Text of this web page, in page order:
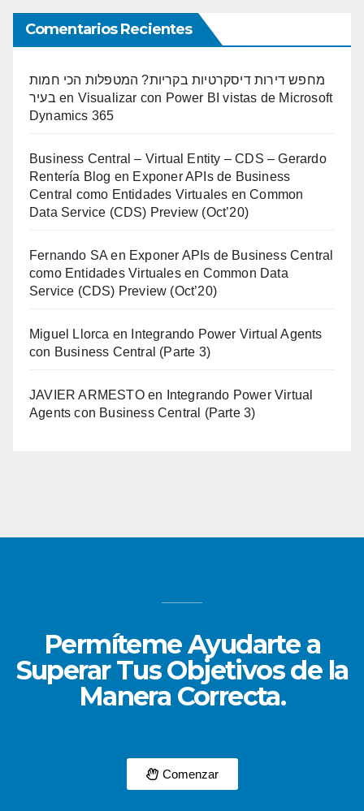
Comentarios Recientes
מחפש דירות דיסקרטיות בקריות? המטפלות הכי חמות
בעיר en Visualizar con Power BI vistas de Microsoft
Dynamics 365
Business Central – Virtual Entity – CDS – Gerardo
Rentería Blog en Exponer APIs de Business
Central como Entidades Virtuales en Common
Data Service (CDS) Preview (Oct’20)
Fernando SA en Exponer APIs de Business Central
como Entidades Virtuales en Common Data
Service (CDS) Preview (Oct’20)
Miguel Llorca en
Integrando Power Virtual Agents
con Business Central (Parte 3)
JAVIER ARMESTOen
Integrando Power Virtual
Agents con Business Central (Parte 3)
Permíteme Ayudarte a
Superar Tus Objetivos de la
Manera Correcta.
Comenzar